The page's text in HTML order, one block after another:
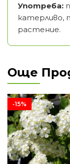
Употреба:
катерливо,
растение.
Още
-15%